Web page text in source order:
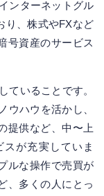
ンターネットグル
り、株式やFXなど
号資産のサービス
ていることです。
ウハウを活かし、
提供など、中〜上
が充実していま
ルな操作で売買が
、多くの人にとっ